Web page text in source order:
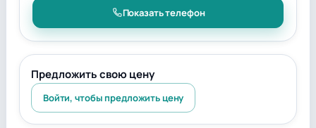
Показать телефон
Предложить свою цену
Войти, чтобы предложить цену